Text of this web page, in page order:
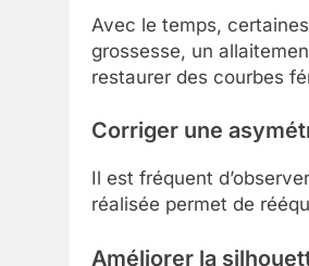
Avec le temps,
grossesse, un
restaurer des courbes
Corriger une
Il est fréquent
réalisée permet de
Améliorer la